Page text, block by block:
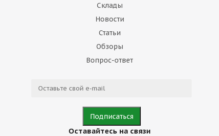
Склады
Новости
Статьи
Обзоры
Вопрос-ответ
Оставайтесь на связи